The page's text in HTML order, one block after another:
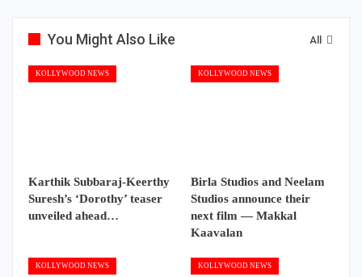
All
You Might Also Like
KOLLYWOOD NEWS
Karthik Subbaraj-Keerthy
Suresh’s ‘Dorothy’ teaser
unveiled ahead…
KOLLYWOOD NEWS
Birla Studios and Neelam
Studios announce their
next film — Makkal
Kaavalan
KOLLYWOOD NEWS KOLLYWOOD NEWS